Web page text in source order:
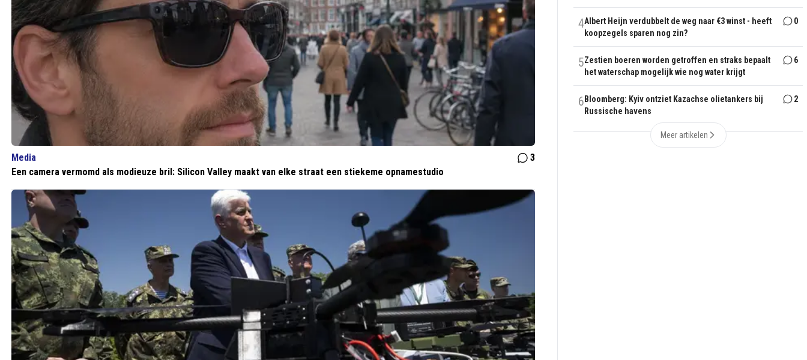
Media
3
Een camera vermomd als modieuze bril: Silicon Valley maakt van elke straat een stiekeme opnamestudio
4Albert Heijn verdubbelt de weg naar €3 winst - heeft
koopzegels sparen nog zin?
0
5Zestien boeren worden getroffen en straks bepaalt
het waterschap mogelijk wie nog water krijgt
6
6 Bloomberg: Kyiv ontziet Kazachse olietankers bij
Russische havens
2
Meer artikelen